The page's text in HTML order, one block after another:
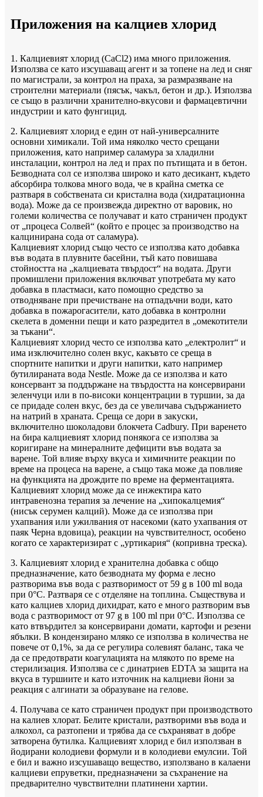
Приложения на калциев хлорид
1. Калциевият хлорид (CaCl2) има много приложения.
Използва се като изсушаващ агент и за топене на лед и сняг
по магистрали, за контрол на праха, за размразяване на
строителни материали (пясък, чакъл, бетон и др.). Използва
се също в различни хранително-вкусови и фармацевтични
индустрии и като фунгицид.
2. Калциевият хлорид е един от най-универсалните
основни химикали. Той има няколко често срещани
приложения, като например саламура за хладилни
инсталации, контрол на лед и прах по пътищата и в бетон.
Безводната сол се използва широко и като десикант, където
абсорбира толкова много вода, че в крайна сметка се
разтваря в собствената си кристална вода (хидратационна
вода). Може да се произвежда директно от варовик, но
големи количества се получават и като страничен продукт
от „процеса Солвей“ (който е процес за производство на
калцинирана сода от саламура).
Калциевият хлорид също често се използва като добавка
във водата в плувните басейни, тъй като повишава
стойността на „калциевата твърдост“ на водата. Други
промишлени приложения включват употребата му като
добавка в пластмаси, като помощно средство за
отводняване при пречистване на отпадъчни води, като
добавка в пожарогасители, като добавка в контролни
скелета в доменни пещи и като разредител в „омекотители
за тъкани“.
Калциевият хлорид често се използва като „електролит“ и
има изключително солен вкус, какъвто се среща в
спортните напитки и други напитки, като например
бутилираната вода Nestle. Може да се използва и като
консервант за поддържане на твърдостта на консервирани
зеленчуци или в по-високи концентрации в туршии, за да
се придаде солен вкус, без да се увеличава съдържанието
на натрий в храната. Среща се дори в закуски,
включително шоколадови блокчета Cadbury. При варенето
на бира калциевият хлорид понякога се използва за
коригиране на минералните дефицити във водата за
варене. Той влияе върху вкуса и химичните реакции по
време на процеса на варене, а също така може да повлияе
на функцията на дрождите по време на ферментацията.
Калциевият хлорид може да се инжектира като
интравенозна терапия за лечение на „хипокалцемия“
(нисък серумен калций). Може да се използва при
ухапвания или ужилвания от насекоми (като ухапвания от
паяк Черна вдовица), реакции на чувствителност, особено
когато се характеризират с „уртикария“ (копривна треска).
3. Калциевият хлорид е хранителна добавка с общо
предназначение, като безводната му форма е лесно
разтворима във вода с разтворимост от 59 g в 100 ml вода
при 0°C. Разтваря се с отделяне на топлина. Съществува и
като калциев хлорид дихидрат, като е много разтворим във
вода с разтворимост от 97 g в 100 ml при 0°C. Използва се
като втвърдител за консервирани домати, картофи и резени
ябълки. В кондензирано мляко се използва в количества не
повече от 0,1%, за да се регулира солевият баланс, така че
да се предотврати коагулацията на млякото по време на
стерилизация. Използва се с динатриев EDTA за защита на
вкуса в туршиите и като източник на калциеви йони за
реакция с алгинати за образуване на гелове.
4. Получава се като страничен продукт при производството
на калиев хлорат. Белите кристали, разтворими във вода и
алкохол, са разтопени и трябва да се съхраняват в добре
затворена бутилка. Калциевият хлорид е бил използван в
йодирани колодиеви формули и в колодиеви емулсии. Той
е бил и важно изсушаващо вещество, използвано в калаени
калциеви епруветки, предназначени за съхранение на
предварително чувствителни платинени хартии.